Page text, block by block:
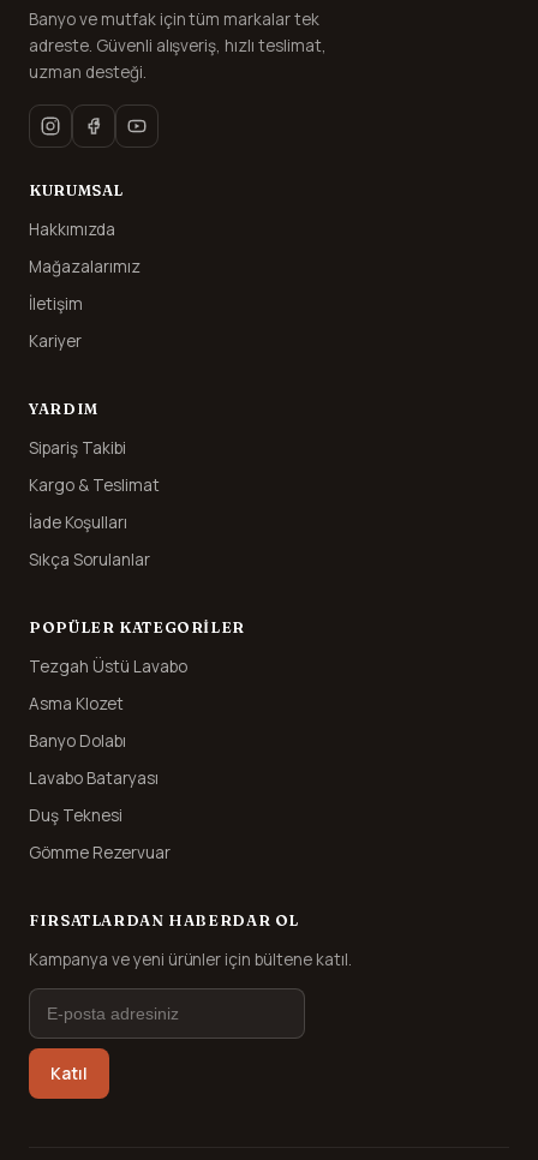
Banyo ve mutfak için tüm markalar tek
adreste. Güvenli alışveriş, hızlı teslimat,
uzman desteği.
KURUMSAL
Hakkımızda
Mağazalarımız
İletişim
Kariyer
YARDIM
Sipariş Takibi
Kargo & Teslimat
İade Koşulları
Sıkça Sorulanlar
POPÜLER KATEGORILER
Tezgah Üstü Lavabo
Asma Klozet
Banyo Dolabı
Lavabo Bataryası
Duş Teknesi
Gömme Rezervuar
FIRSATLARDAN HABERDAR OL
Kampanya ve yeni ürünler için bültene katıl.
Katıl